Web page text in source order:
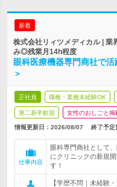
新着
株式会社リィツメディカル |
み◎残業月14h程度
眼科医療機器専門商社で
＞
正社員 職種・業種未経験OK
第二新卒歓迎 女性のおしごと掲
情報更新日：2026/08/07 終了予定
仕事内容
眼科専門商社として
にクリニックの新規
す！
【学歴不問｜未経験